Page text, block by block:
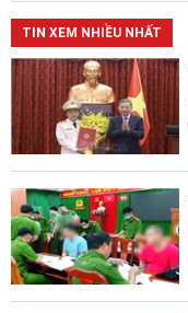
TIN XEM NHIỀU NHẤT